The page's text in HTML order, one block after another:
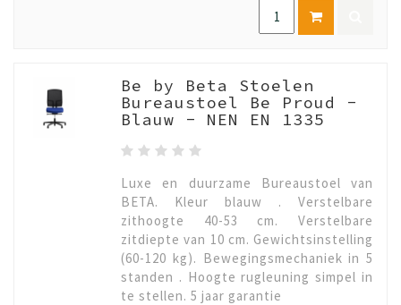
Be by Beta Stoelen
Bureaustoel Be Proud -
Blauw - NEN EN 1335
Luxe en duurzame Bureaustoel van
BETA. Kleur blauw . Verstelbare
zithoogte 40-53 cm. Verstelbare
zitdiepte van 10 cm. Gewichtsinstelling
(60-120 kg). Bewegingsmechaniek in 5
standen . Hoogte rugleuning simpel in
te stellen. 5 jaar garantie